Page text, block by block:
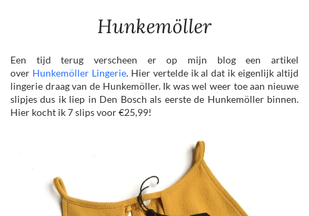
Hunkemöller
Een tijd terug verscheen er op mijn blog een artikel
over Hunkemöller Lingerie. Hier vertelde ik al dat ik eigenlijk altijd
lingerie draag van de Hunkemöller. Ik was wel weer toe aan nieuwe
slipjes dus ik liep in Den Bosch als eerste de Hunkemöller binnen.
Hier kocht ik 7 slips voor €25,99!